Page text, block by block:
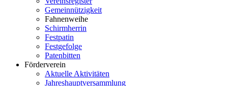
Gemeinnützigkeit
Fahnenweihe
Schirmherrin
Festpatin
Festgefolge
Patenbitten
Förderverein
Aktuelle Aktivitäten
Jahreshauptversammlung